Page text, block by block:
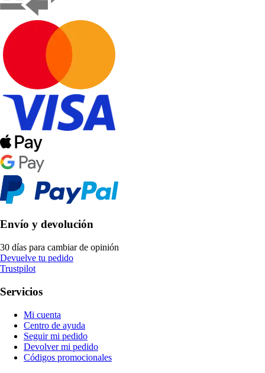
Envío y devolución
30 días para cambiar de opinión
Devuelve tu pedido
Trustpilot
Servicios
Mi cuenta
Centro de ayuda
Seguir mi pedido
Devolver mi pedido
Códigos promocionales